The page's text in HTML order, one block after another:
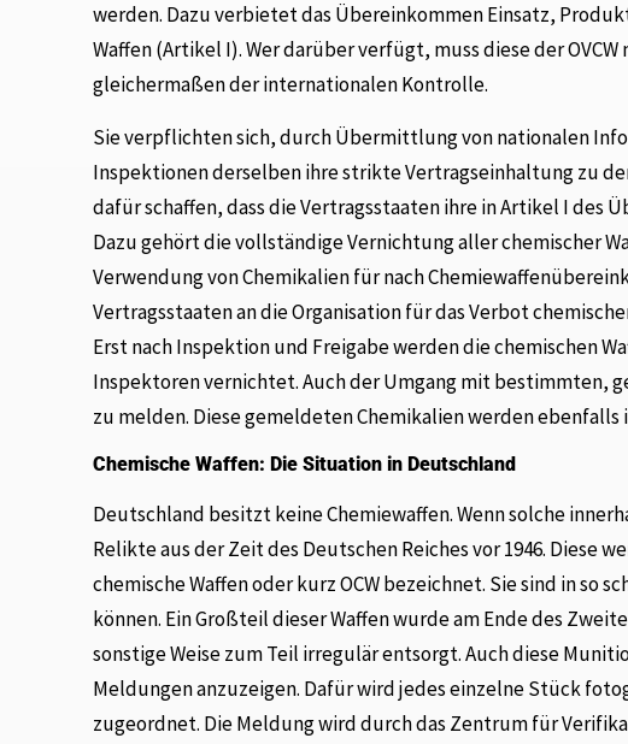
werden. Dazu verbietet das Übereinkommen Einsatz,
Waffen (Artikel I). Wer darüber verfügt, muss diese der
gleichermaßen der internationalen Kontrolle.
Sie verpflichten sich, durch Übermittlung von nationalen
Inspektionen derselben ihre strikte Vertragseinhaltung zu
dafür schaffen, dass die Vertragsstaaten ihre in Artikel I
Dazu gehört die vollständige Vernichtung aller chemischer
Verwendung von Chemikalien für nach
Vertragsstaaten an die Organisation für das Verbot
Erst nach Inspektion und Freigabe werden die chemischen
Inspektoren vernichtet. Auch der Umgang mit bestimmten,
zu melden. Diese gemeldeten Chemikalien werden ebenfalls
Chemische Waffen: Die Situation in Deutschland
Deutschland besitzt keine Chemiewaffen. Wenn solche
Relikte aus der Zeit des Deutschen Reiches vor 1946. Diese
chemische Waffen oder kurz OCW bezeichnet. Sie sind in so
können. Ein Großteil dieser Waffen wurde am Ende des
sonstige Weise zum Teil irregulär entsorgt. Auch diese
Meldungen anzuzeigen. Dafür wird jedes einzelne Stück
zugeordnet. Die Meldung wird durch das Zentrum für